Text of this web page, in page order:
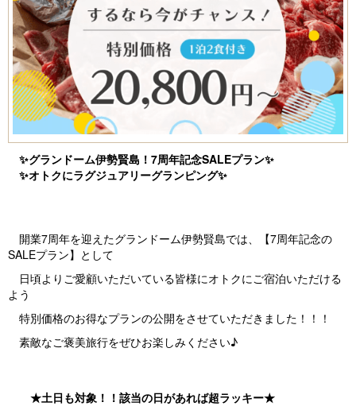
✨グランドーム伊勢賢島！7周年記念SALEプラン✨
✨オトクにラグジュアリーグランピング✨
開業7周年を迎えたグランドーム伊勢賢島では、【7周年記念の
SALEプラン】として
日頃よりご愛顧いただいている皆様にオトクにご宿泊いただける
よう
特別価格のお得なプランの公開をさせていただきました！！！
素敵なご褒美旅行をぜひお楽しみください♪
★土日も対象！！該当の日があれば超ラッキー★